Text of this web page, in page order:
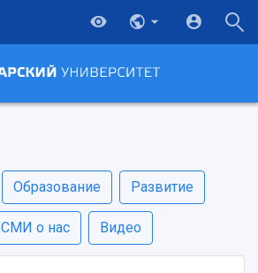
Образование Развитие
СМИ о нас Видео